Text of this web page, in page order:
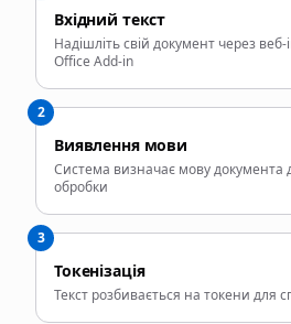
Вхідний текст
Надішліть свій документ через
Office Add-in
2
Виявлення мови
Система визначає мову документа
обробки
3
Токенізація
Текст розбивається на токени для